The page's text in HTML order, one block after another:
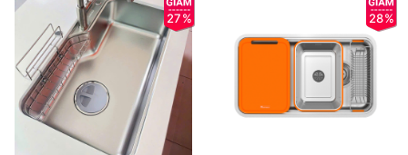
27% 28%